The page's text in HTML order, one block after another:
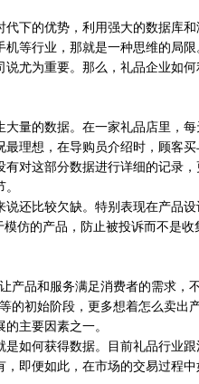
下的优势，利用强大的数据库
等行业，那就是一种思维的局
说尤为重要。那么，礼品企业如
量的数据。在一家礼品店里，每
理想，在导购员介绍时，顾客买
对这部分数据进行详细的记录
还比较欠缺。特别表现在产品
仿的产品，防止被投诉而不是收
产品和服务满足消费者的需求，
的初始阶段，更多想着怎么卖出
主要因素之一。
如何获得数据。目前礼品行业
即便如此，在市场的交易过程